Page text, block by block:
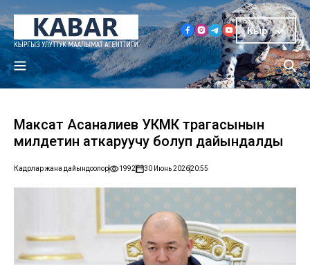
Кыр
Максат Асаналиев УКМК төрагасынын
милдетин аткаруучу болуп дайындалды
Кадрлар жана дайындоолор 1992 30 Июнь 202620:55